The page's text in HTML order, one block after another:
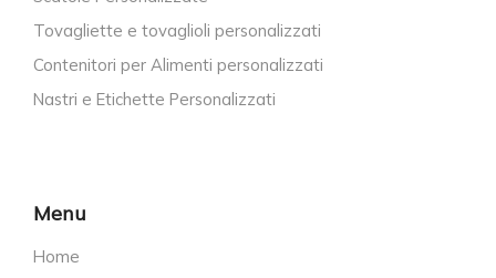
Tovagliette e tovaglioli personalizzati
Contenitori per Alimenti personalizzati
Nastri e Etichette Personalizzati
Menu
Home